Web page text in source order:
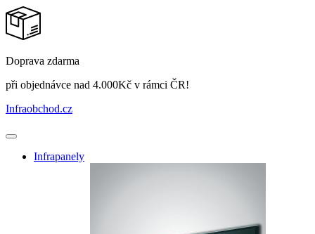
Doprava zdarma
při objednávce nad 4.000Kč v rámci ČR!
Infraobchod.cz
Infrapanely